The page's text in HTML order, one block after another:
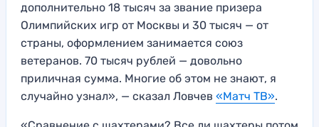
дополнительно 18 тысяч за звание призера
Олимпийских игр от Москвы и 30 тысяч — от
страны, оформлением занимается союз
ветеранов. 70 тысяч рублей — довольно
приличная сумма. Многие об этом не знают, я
случайно узнал», — сказал Ловчев «Матч ТВ».